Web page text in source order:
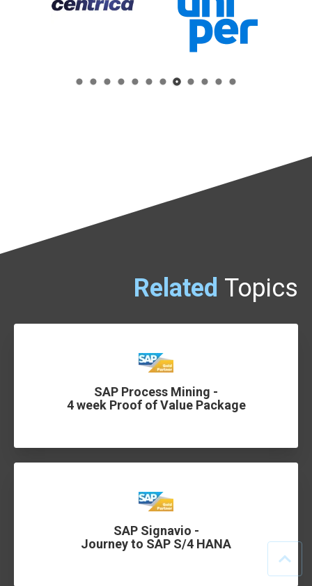
Related Topics
SAP Process Mining -
4 week Proof of Value Package
SAP Signavio -
Journey to SAP S/4 HANA